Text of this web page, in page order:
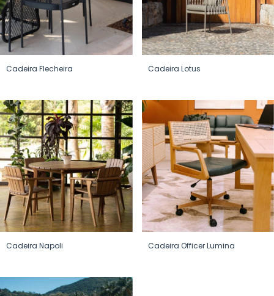
Cadeira Flecheira Cadeira Lotus
Cadeira Napoli Cadeira Officer Lumina